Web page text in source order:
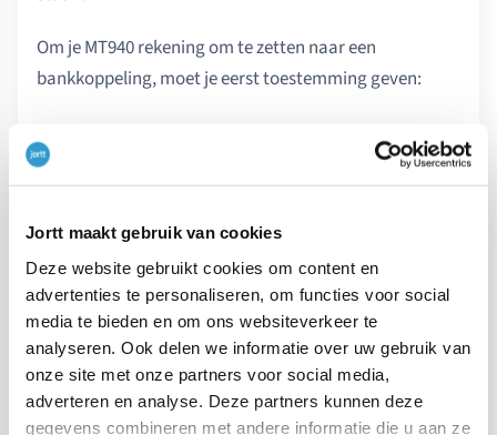
Jortt maakt gebruik van cookies
Deze website gebruikt cookies om content en
advertenties te personaliseren, om functies voor social
media te bieden en om ons websiteverkeer te
analyseren. Ook delen we informatie over uw gebruik van
onze site met onze partners voor social media,
adverteren en analyse. Deze partners kunnen deze
gegevens combineren met andere informatie die u aan ze
Om je MT940 rekening om te zetten naar een
bankkoppeling, moet je eerst toestemming geven:
links in het hoofdmenu.
Klik op
Nieuwe bankrekening koppelen
Selecteer bij stap 3 van de bankkoppeling wizard
de bank waarmee je bankiert en klik op
Ga naar website bank .
Je wordt doorgestuurd naar de website van de
bank.
Log in op de website van de bank en volg de